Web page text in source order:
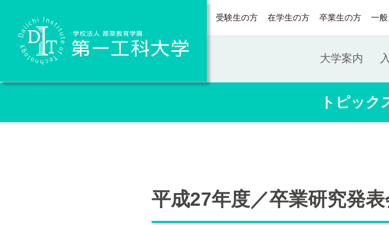
受験生の方 在学生の方 卒業生の方 一
Daiichi Institute of Technology 大学案内
トピック
平成27年度／卒業研究発